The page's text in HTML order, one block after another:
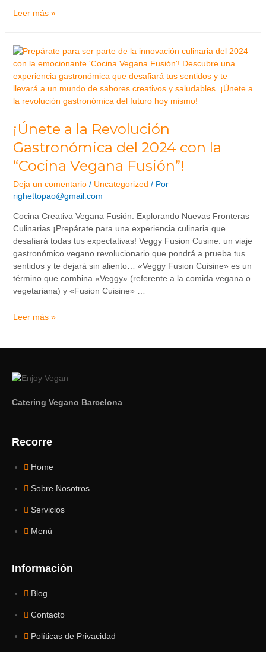
Leer más »
¡Únete a la Revolución
Gastronómica del 2024 con la
“Cocina Vegana Fusión”!
Deja un comentario / Uncategorized / Por
righettopao@gmail.com
Cocina Creativa Vegana Fusión: Explorando Nuevas Fronteras
Culinarias ¡Prepárate para una experiencia culinaria que
desafiará todas tus expectativas! Veggy Fusion Cusine: un viaje
gastronómico vegano revolucionario que pondrá a prueba tus
sentidos y te dejará sin aliento… «Veggy Fusion Cuisine» es un
término que combina «Veggy» (referente a la comida vegana o
vegetariana) y «Fusion Cuisine» …
Leer más »
Catering Vegano Barcelona
Recorre
Home
Sobre Nosotros
Servicios
Menú
Información
Blog
Contacto
Políticas de Privacidad